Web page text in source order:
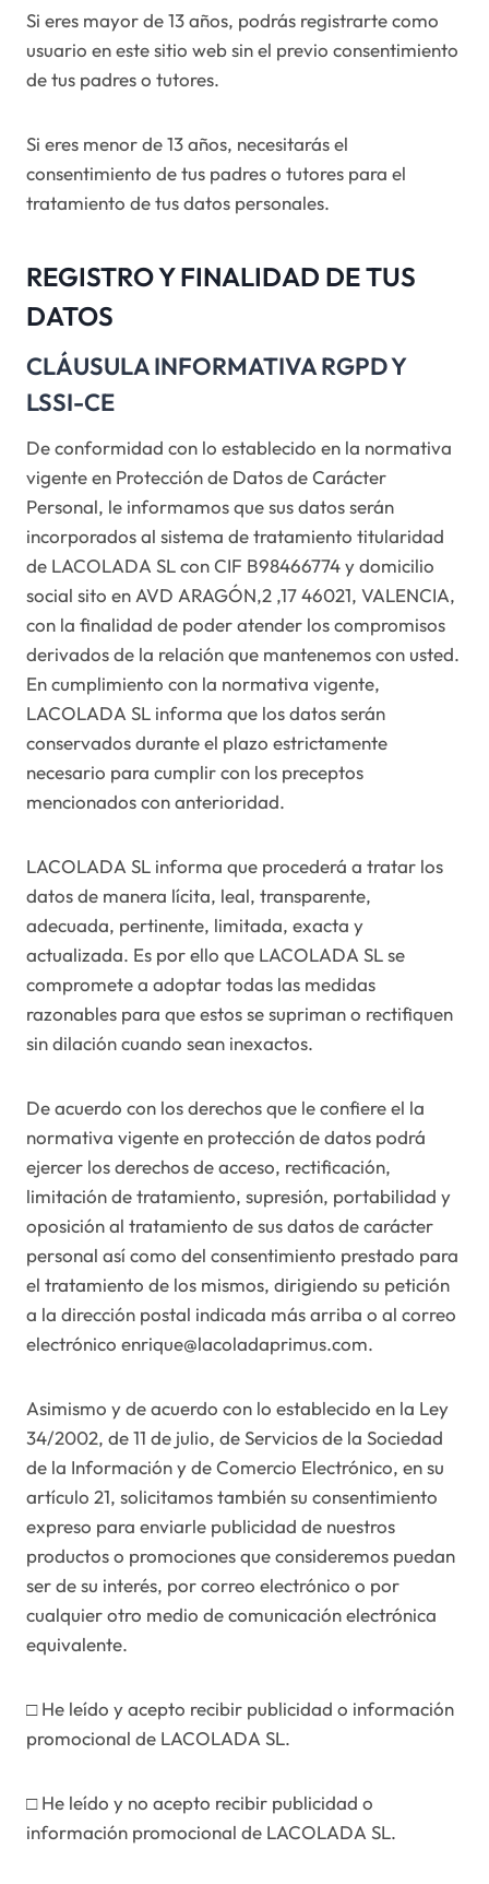
Si eres mayor de 13 años, podrás registrarte como
usuario en este sitio web sin el previo consentimiento
de tus padres o tutores.
Si eres menor de 13 años, necesitarás el
consentimiento de tus padres o tutores para el
tratamiento de tus datos personales.
REGISTRO Y FINALIDAD DE TUS
DATOS
CLÁUSULA INFORMATIVA RGPD Y
LSSI-CE
De conformidad con lo establecido en la normativa
vigente en Protección de Datos de Carácter
Personal, le informamos que sus datos serán
incorporados al sistema de tratamiento titularidad
de LACOLADA SL con CIF B98466774 y domicilio
social sito en AVD ARAGÓN,2 ,17 46021, VALENCIA,
con la finalidad de poder atender los compromisos
derivados de la relación que mantenemos con usted.
En cumplimiento con la normativa vigente,
LACOLADA SL informa que los datos serán
conservados durante el plazo estrictamente
necesario para cumplir con los preceptos
mencionados con anterioridad.
LACOLADA SL informa que procederá a tratar los
datos de manera lícita, leal, transparente,
adecuada, pertinente, limitada, exacta y
actualizada. Es por ello que LACOLADA SL se
compromete a adoptar todas las medidas
razonables para que estos se supriman o rectifiquen
sin dilación cuando sean inexactos.
De acuerdo con los derechos que le confiere el la
normativa vigente en protección de datos podrá
ejercer los derechos de acceso, rectificación,
limitación de tratamiento, supresión, portabilidad y
oposición al tratamiento de sus datos de carácter
personal así como del consentimiento prestado para
el tratamiento de los mismos, dirigiendo su petición
a la dirección postal indicada más arriba o al correo
electrónico enrique@lacoladaprimus.com.
Asimismo y de acuerdo con lo establecido en la Ley
34/2002, de 11 de julio, de Servicios de la Sociedad
de la Información y de Comercio Electrónico, en su
artículo 21, solicitamos también su consentimiento
expreso para enviarle publicidad de nuestros
productos o promociones que consideremos puedan
ser de su interés, por correo electrónico o por
cualquier otro medio de comunicación electrónica
equivalente.
□ He leído y acepto recibir publicidad o información
promocional de LACOLADA SL.
□ He leído y no acepto recibir publicidad o
información promocional de LACOLADA SL.